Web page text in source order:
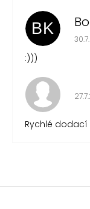
BK
:)))
Rychlé